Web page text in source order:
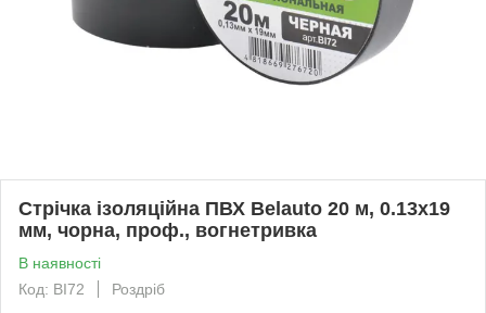
Стрічка ізоляційна ПВХ Belauto 20 м, 0.13x19
мм, чорна, проф., вогнетривка
В наявності
Код: BI72
Роздріб